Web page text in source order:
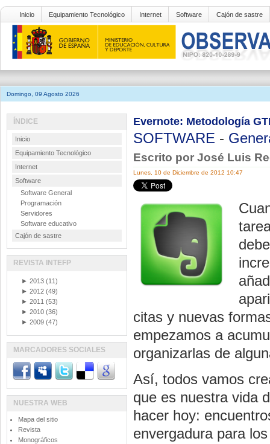
Inicio Equipamiento Tecnológico Internet Software Cajón de sastre
Domingo, 09 Agosto 2026
Evernote: Metodología
SOFTWARE -
Escrito por José Luis
Lunes, 10 de Diciembre de 2012 10:47
citas y nuevas
empezamos a
organizarlas de
Así, todos vamos
que es nuestra vida
hacer hoy:
envergadura para
ÍNDICE
Inicio
Equipamiento Tecnológico
Internet
Software
Software General
Programación
Servidores
Software educativo
Cajón de sastre
REVISTA INTEFP
► 2013 (11)
► 2012 (49)
► 2011 (53)
► 2010 (36)
► 2009 (47)
MARCADORES SOCIALES
NUESTRA WEB
Mapa del sitio
Revista
Monográficos